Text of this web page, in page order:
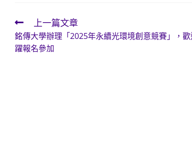
Read
more
articles
上一篇文章
銘傳大學辦理「2025年永續光環境創意競賽」，
躍報名參加